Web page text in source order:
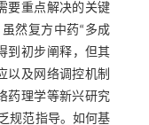
要重点解决的关键
然复方中药“多成
到初步阐释，但其
以及网络调控机制
药理学等新兴研究
规范指导。如何基